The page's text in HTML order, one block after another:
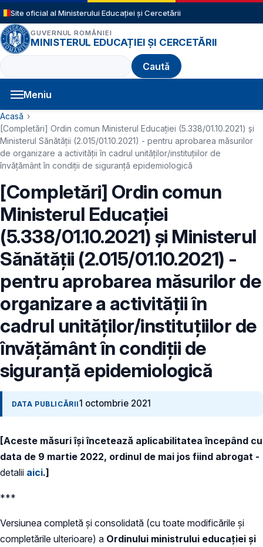
Sari la conținutul principal
Site oficial al Ministerului Educației și Cercetării
GUVERNUL ROMÂNIEI
MINISTERUL EDUCAȚIEI ȘI CERCETĂRII
Caută
Meniu
Navigație principală
Cale de navigare
Acasă
[Completări] Ordin comun Ministerul Educației (5.338/01.10.2021) și
Ministerul Sănătății (2.015/01.10.2021) - pentru aprobarea măsurilor
de organizare a activității în cadrul unităților/instituțiilor de
învățământ în condiții de siguranță epidemiologică
[Completări] Ordin comun
Ministerul Educației
(5.338/01.10.2021) și Ministerul
Sănătății (2.015/01.10.2021) -
pentru aprobarea măsurilor de
organizare a activității în
cadrul unităților/instituțiilor de
învățământ în condiții de
siguranță epidemiologică
DATA PUBLICĂRII1 octombrie 2021
[Aceste măsuri își încetează aplicabilitatea începând cu
data de 9 martie 2022, ordinul de mai jos fiind abrogat -
detalii aici.]
***
Versiunea completă și consolidată (cu toate modificările și
completările ulterioare) a Ordinului ministrului educației și